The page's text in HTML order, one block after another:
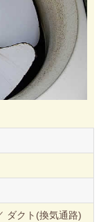
ダクト(換気通路)